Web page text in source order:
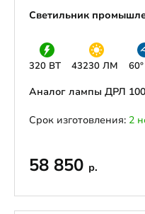
Светильник
320 ВТ 43230 ЛМ
Аналог лампы ДРЛ
Срок изготовления: 2
58 850 р.